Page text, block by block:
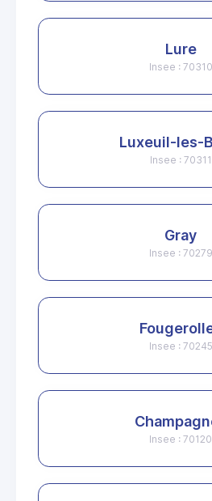
Lure
Insee : 70310
Luxeuil-les-
Insee : 70311
Gray
Insee : 70279
Insee : 70245
Insee : 70120